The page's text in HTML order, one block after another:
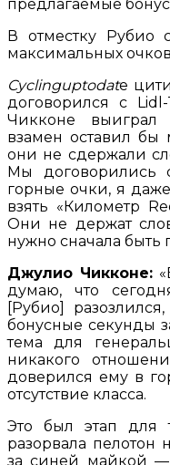
предлагаемые
В отместку Рубио
максимальных
Cyclinguptodate
договорился с
Чикконе выиграл
взамен оставил бы
они не сдержали
Мы договорились
горные очки, я
взять «Километр
Они не держат
нужно сначала быть
Джулио Чикконе:
думаю, что
[Рубио]
бонусные секунды
тема для
никакого
доверился ему в
отсутствие класса.
Это был этап для
разорвала пелотон
за синей майкой —